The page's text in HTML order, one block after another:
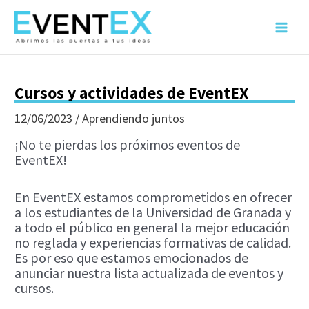
contenido
Main
Cursos y actividades de EventEX
12/06/2023 /Aprendiendo juntos
¡No te pierdas los próximos eventos de
EventEX!
En EventEX estamos comprometidos en ofrecer
a los estudiantes de la Universidad de Granada y
a todo el público en general la mejor educación
no reglada y experiencias formativas de calidad.
Es por eso que estamos emocionados de
anunciar nuestra lista actualizada de eventos y
cursos.